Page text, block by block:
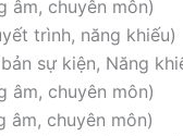
âm, chuyên môn)
trình, năng khiếu)
sự kiện, Năng
âm, chuyên môn)
âm, chuyên môn)